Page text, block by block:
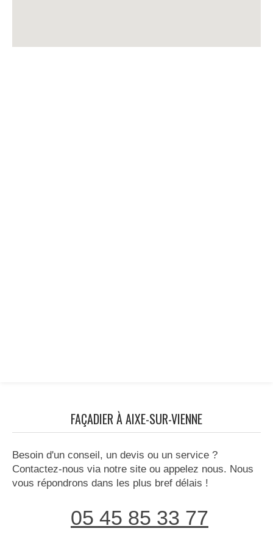
FAÇADIER À AIXE-SUR-VIENNE
Besoin d'un conseil, un devis ou un service ?
Contactez-nous via notre site ou appelez nous. Nous
vous répondrons dans les plus bref délais !
05 45 85 33 77